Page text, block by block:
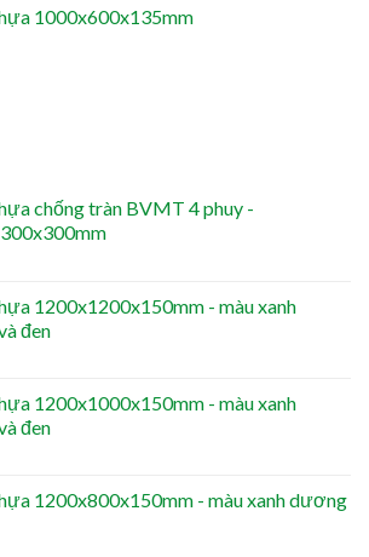
1000x600x135mm
chống tràn BVMT 4 phuy -
1200x1200x150mm - màu xanh
đen
1200x1000x150mm - màu xanh
đen
1200x800x150mm - màu xanh dương